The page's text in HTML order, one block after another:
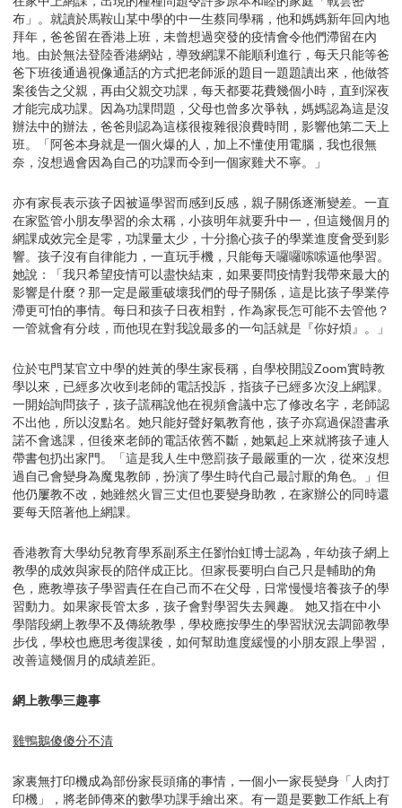
布」。就讀於馬鞍山某中學的中一生蔡同學稱，他和媽媽新年回內地
拜年，爸爸留在香港上班，未曾想過突發的疫情會令他們滯留在內
地。由於無法登陸香港網站，導致網課不能順利進行，每天只能等爸
爸下班後通過視像通話的方式把老師派的題目一題題讀出來，他做答
案後告之父親，再由父親交功課，每天都要花費幾個小時，直到深夜
才能完成功課。因為功課問題，父母也曾多次爭執，媽媽認為這是沒
辦法中的辦法，爸爸則認為這樣很複雜很浪費時間，影響他第二天上
班。「阿爸本身就是一個火爆的人，加上不懂使用電腦，我也很無
奈，沒想過會因為自己的功課而令到一個家雞犬不寧。」
亦有家長表示孩子因被逼學習而感到反感，親子關係逐漸變差。一直
在家監管小朋友學習的余太稱，小孩明年就要升中一，但這幾個月的
網課成效完全是零，功課量太少，十分擔心孩子的學業進度會受到影
響。孩子沒有自律能力，一直玩手機，只能每天囉囉嗦嗦逼他學習。
她說：「我只希望疫情可以盡快結束，如果要問疫情對我帶來最大的
影響是什麼？那一定是嚴重破壞我們的母子關係，這是比孩子學業停
滯更可怕的事情。每日和孩子日夜相對，作為家長怎可能不去管他？
一管就會有分歧，而他現在對我說最多的一句話就是『你好煩』。」
位於屯門某官立中學的姓黃的學生家長稱，自學校開設Zoom實時教
學以來，已經多次收到老師的電話投訴，指孩子已經多次沒上網課。
一開始詢問孩子，孩子謊稱說他在視頻會議中忘了修改名字，老師認
不出他，所以沒點名。她只能好聲好氣教育他，孩子亦寫過保證書承
諾不會逃課，但後來老師的電話依舊不斷，她氣起上來就將孩子連人
帶書包扔出家門。「這是我人生中懲罰孩子最嚴重的一次，從來沒想
過自己會變身為魔鬼教師，扮演了學生時代自己最討厭的角色。」但
他仍屢教不改，她雖然火冒三丈但也要變身助教，在家辦公的同時還
要每天陪著他上網課。
香港教育大學幼兒教育學系副系主任劉怡虹博士認為，年幼孩子網上
教學的成效與家長的陪伴成正比。但家長要明白自己只是輔助的角
色，應教導孩子學習責任在自己而不在父母，日常慢慢培養孩子的學
習動力。如果家長管太多，孩子會對學習失去興趣。 她又指在中小
學階段網上教學不及傳統教學，學校應按學生的學習狀況去調節教學
步伐，學校也應思考復課後，如何幫助進度緩慢的小朋友跟上學習，
改善這幾個月的成績差距。
網上教學三趣事
雞鴨鵝傻傻分不清
家裏無打印機成為部份家長頭痛的事情，一個小一家長變身「人肉打
印機」，將老師傳來的數學功課手繪出來。有一題是要數工作紙上有